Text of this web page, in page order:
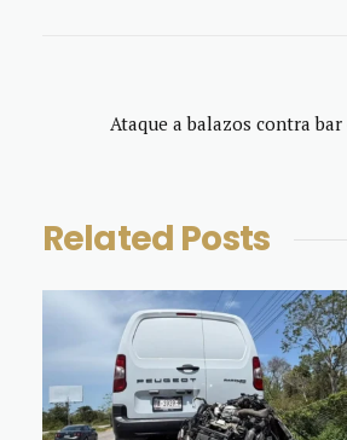
Ataque a balazos contra
Related Posts